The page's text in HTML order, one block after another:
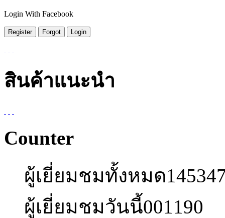
Login With Facebook
สินค้าแนะนำ
Counter
ผู้เยี่ยมชมทั้งหมด
ผู้เยี่ยมชมวันนี้001190